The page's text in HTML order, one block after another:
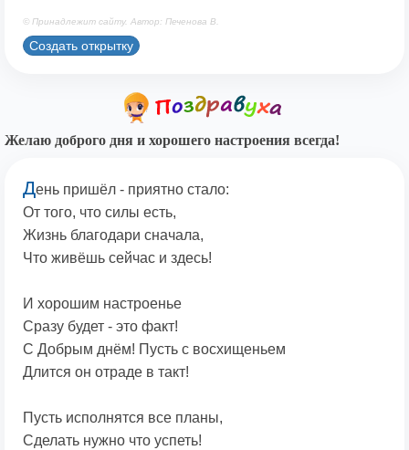
© Принадлежит сайту. Автор: Печенова В.
Создать открытку
Желаю доброго дня и хорошего настроения всегда!
День пришёл - приятно стало:
От того, что силы есть,
Жизнь благодари сначала,
Что живёшь сейчас и здесь!
И хорошим настроенье
Сразу будет - это факт!
С Добрым днём! Пусть с восхищеньем
Длится он отраде в такт!
Пусть исполнятся все планы,
Сделать нужно что успеть!